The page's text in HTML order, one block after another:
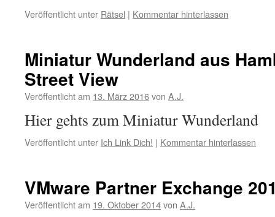
Veröffentlicht unter Rätsel | Kommentar hinterlassen
Miniatur Wunderland aus
Street View
Veröffentlicht am 13. März 2016von A.J.
Hier gehts zum Miniatur Wunderland
Veröffentlicht unter Ich Link Dich! | Kommentar hinterlassen
VMware Partner Exchange
Veröffentlicht am 19. Oktober 2014von A.J.